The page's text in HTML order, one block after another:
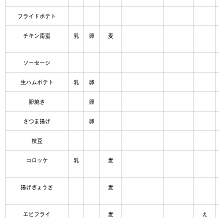
フライドポテト
チキン南蛮 乳 卵 麦
ソーセージ
生ハムポテト 乳 卵
卵焼き 卵
さつま揚げ 卵
枝豆
コロッケ 乳 麦
揚げぎょうざ 麦
エビフライ 麦 え